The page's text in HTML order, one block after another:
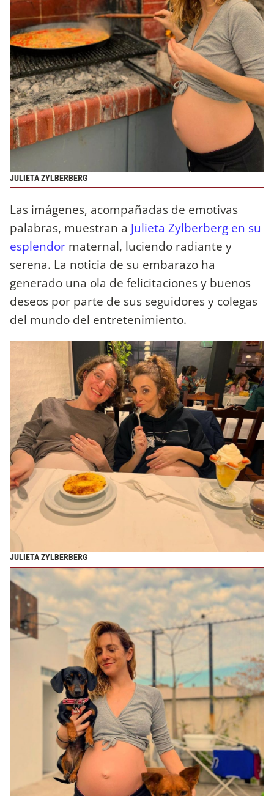
JULIETA ZYLBERBERG
Las imágenes, acompañadas de emotivas
palabras, muestran a Julieta Zylberberg en su
esplendor maternal, luciendo radiante y
serena. La noticia de su embarazo ha
generado una ola de felicitaciones y buenos
deseos por parte de sus seguidores y colegas
del mundo del entretenimiento.
JULIETA ZYLBERBERG